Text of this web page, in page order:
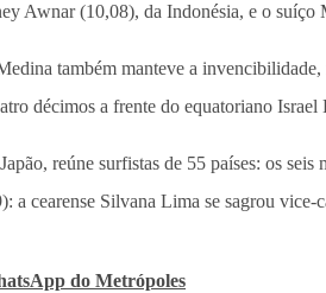
Awnar (10,08), da Indonésia, e o suíço
também manteve a
décimos a frente do equatoriano
reúne surfistas de 55 países: os
a cearense Silvana Lima se sagrou
do Metrópoles